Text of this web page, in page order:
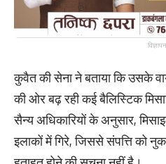
विज्ञापन
कुवैत की सेना ने बताया कि उसके
की ओर बढ़ रही कई बैलिस्टिक
सैन्य अधिकारियों के अनुसार,
इलाकों में गिरे, जिससे संपत्ति को